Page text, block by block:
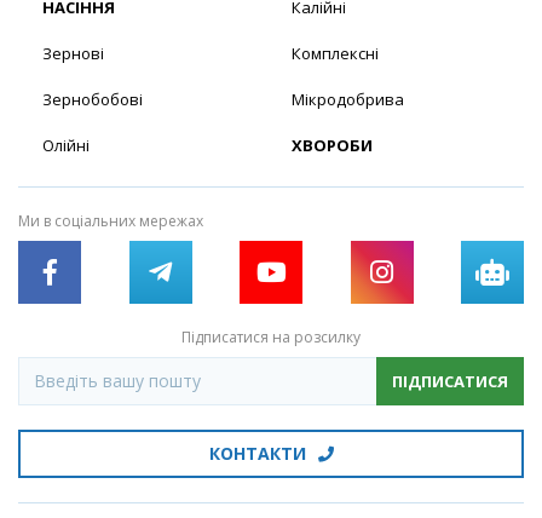
НАСІННЯ
Зернові
Зернобобові
Олійні
Калійні
Комплексні
Мікродобрива
ХВОРОБИ
Ми в соціальних мережах
Підписатися на розсилку
ПІДПИСАТИСЯ
КОНТАКТИ